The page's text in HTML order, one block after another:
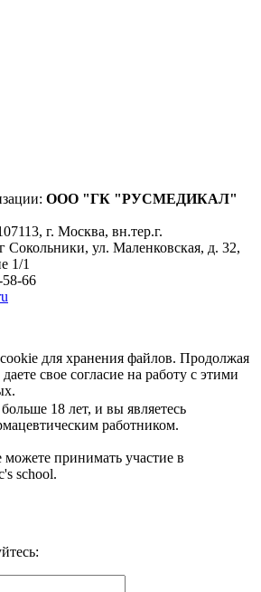
ООО "ГК "РУСМЕДИКАЛ"
, г. Москва, вн.тер.г.
ул. Маленковская, д. 32,
1/1
66
для хранения файлов. Продолжая
свое согласие на работу с этими
18 лет, и вы являетесь
работником.
принимать участие в
school.